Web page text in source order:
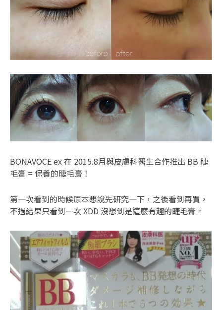
BONAVOCE ex 在 2015.8月與皮膚科醫生合作推出 BB 睫
毛膏 = 保養的睫毛膏！
第一次看到的時候原本想說先研究一下，之後看到再買，
不過結果只看到一次 XDD 沒想到是這麼有趣的睫毛膏。